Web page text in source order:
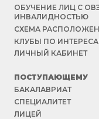
ОБУЧЕНИЕ ЛИЦ С
ИНВАЛИДНОСТЬЮ
СХЕМА
КЛУБЫ ПО
ЛИЧНЫЙ КАБИНЕТ
ПОСТУПАЮЩЕМУ
БАКАЛАВРИАТ
СПЕЦИАЛИТЕТ
ЛИЦЕЙ